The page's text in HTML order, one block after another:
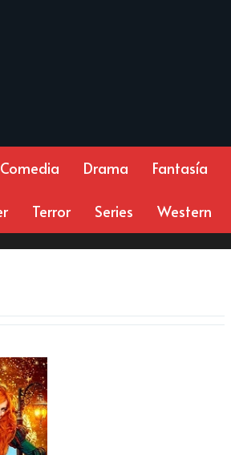
Comedia Drama Fantasía
Terror Series Western